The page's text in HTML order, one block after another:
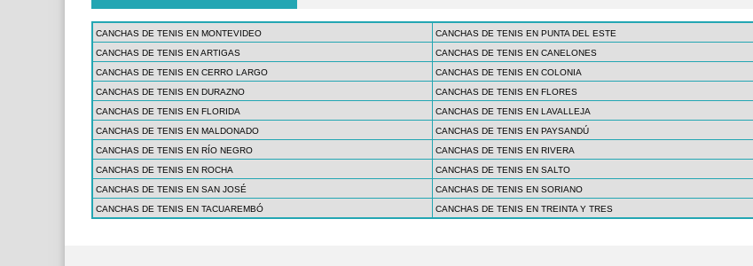
CANCHAS DE TENIS EN MONTEVIDEO
CANCHAS DE TENIS EN PUNTA DEL ESTE
CANCHAS DE TENIS EN ARTIGAS
CANCHAS DE TENIS EN CANELONES
CANCHAS DE TENIS EN CERRO LARGO
CANCHAS DE TENIS EN COLONIA
CANCHAS DE TENIS EN DURAZNO
CANCHAS DE TENIS EN FLORES
CANCHAS DE TENIS EN FLORIDA
CANCHAS DE TENIS EN LAVALLEJA
CANCHAS DE TENIS EN MALDONADO
CANCHAS DE TENIS EN PAYSANDÚ
CANCHAS DE TENIS EN RÍO NEGRO
CANCHAS DE TENIS EN RIVERA
CANCHAS DE TENIS EN ROCHA
CANCHAS DE TENIS EN SALTO
CANCHAS DE TENIS EN SAN JOSÉ
CANCHAS DE TENIS EN SORIANO
CANCHAS DE TENIS EN TACUAREMBÓ
CANCHAS DE TENIS EN TREINTA Y TRES